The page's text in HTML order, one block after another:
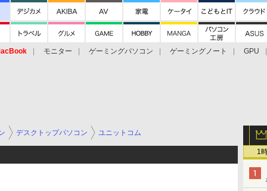
モニター ゲーミングパソコン ゲーミングノート GPU
1
デスクトップパソコン ユニットコム